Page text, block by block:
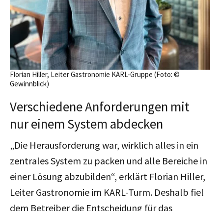
Florian Hiller, Leiter Gastronomie KARL-Gruppe (Foto: ©
Gewinnblick)
Verschiedene Anforderungen mit
nur einem System abdecken
„Die Herausforderung war, wirklich alles in ein
zentrales System zu packen und alle Bereiche in
einer Lösung abzubilden“, erklärt Florian Hiller,
Leiter Gastronomie im KARL-Turm. Deshalb fiel
dem Betreiber die Entscheidung für das